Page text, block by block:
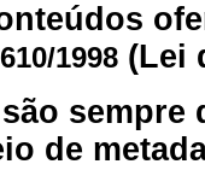
1998 (Lei
de